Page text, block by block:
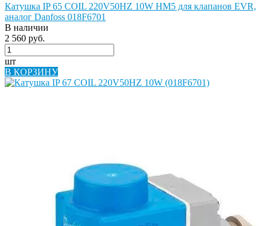
Катушка IP 65 COIL 220V50HZ 10W HM5 для клапанов EVR,
аналог Danfoss 018F6701
В наличии
2 560 руб.
шт
В КОРЗИНУ